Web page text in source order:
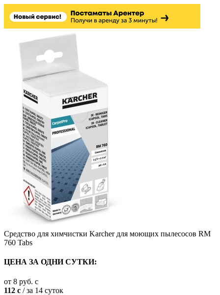
Средство для химчистки Karcher для моющих пылесосов RM
760 Tabs
ЦЕНА ЗА ОДНИ СУТКИ:
от 8 руб. c
112 c / за 14 суток